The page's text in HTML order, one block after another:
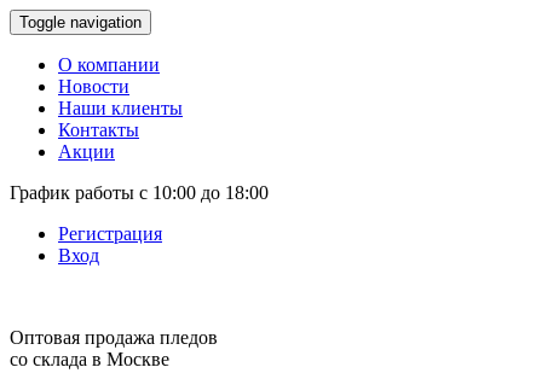
Toggle navigation
О компании
Новости
Наши клиенты
Контакты
Акции
График работы с 10:00 до 18:00
Регистрация
Вход
Оптовая продажа пледов
со склада в Москве